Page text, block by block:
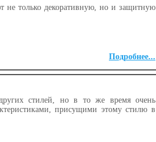
только декоративную, но и защитную
Подробнее...
стилей, но в то же время очень
присущими этому стилю в